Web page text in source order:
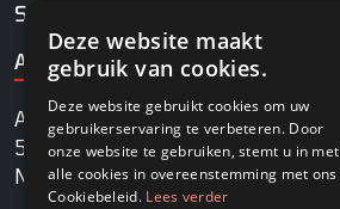
Service
ADRES
Agrobaan 13
5813 EB Ysselsteyn
Nederland
Deze website maakt
gebruik van cookies.
Deze website gebruikt cookies om uw
gebruikerservaring te verbeteren. Door
onze website te gebruiken, stemt u in met
alle cookies in overeenstemming met ons
Cookiebeleid. Lees verder